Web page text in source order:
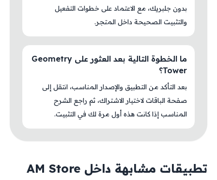
بدون جلبريك، مع الاعتماد على خطوات التفعيل
والتثبيت الصحيحة داخل المتجر.
ما الخطوة التالية بعد العثور على Geometry
Tower؟
بعد التأكد من التطبيق والإصدار المناسب، انتقل إلى
صفحة الباقات لاختيار الاشتراك، ثم راجع الشرح
المناسب إذا كانت هذه أول مرة لك في التثبيت.
تطبيقات مشابهة داخل AM Store